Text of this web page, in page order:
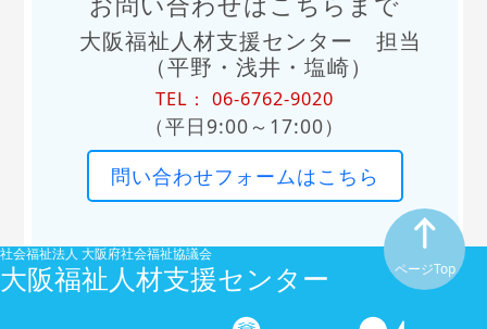
大阪福祉人材支援センター 担当
（平野・浅井・塩崎）
TEL： 06-6762-9020
（平日9:00～17:00）
問い合わせフォームはこちら
ページTop
社会福祉法人 大阪府社会福祉協議会
大阪福祉人材支援センター